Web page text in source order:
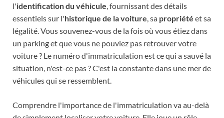
l'identification du véhicule, fournissant des détails
essentiels sur l'historique de la voiture, sa propriété et sa
légalité. Vous souvenez-vous de la fois où vous étiez dans
un parking et que vous ne pouviez pas retrouver votre
voiture ? Le numéro d'immatriculation est ce qui a sauvé la
situation, n'est-ce pas ? C'est la constante dans une mer de
véhicules qui se ressemblent.
Comprendre l'importance de l'immatriculation va au-delà